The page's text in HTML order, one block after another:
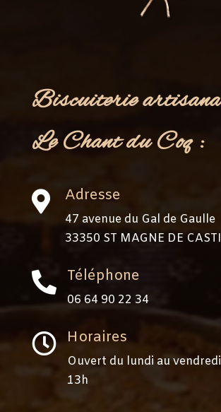
Biscuiterie
Le Chant du Coq :
 Adresse
47 avenue du Gal de Gaulle
33350 ST MAGNE DE
 Téléphone
06 64 90 22 34‬
 Horaires
Ouvert du lundi au
13h